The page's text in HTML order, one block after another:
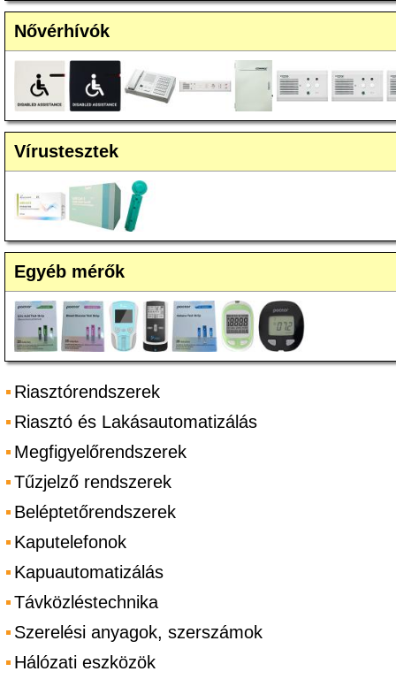
Nővérhívók
Vírustesztek
Egyéb mérők
Riasztórendszerek
Riasztó és Lakásautomatizálás
Megfigyelőrendszerek
Tűzjelző rendszerek
Beléptetőrendszerek
Kaputelefonok
Kapuautomatizálás
Távközléstechnika
Szerelési anyagok, szerszámok
Hálózati eszközök